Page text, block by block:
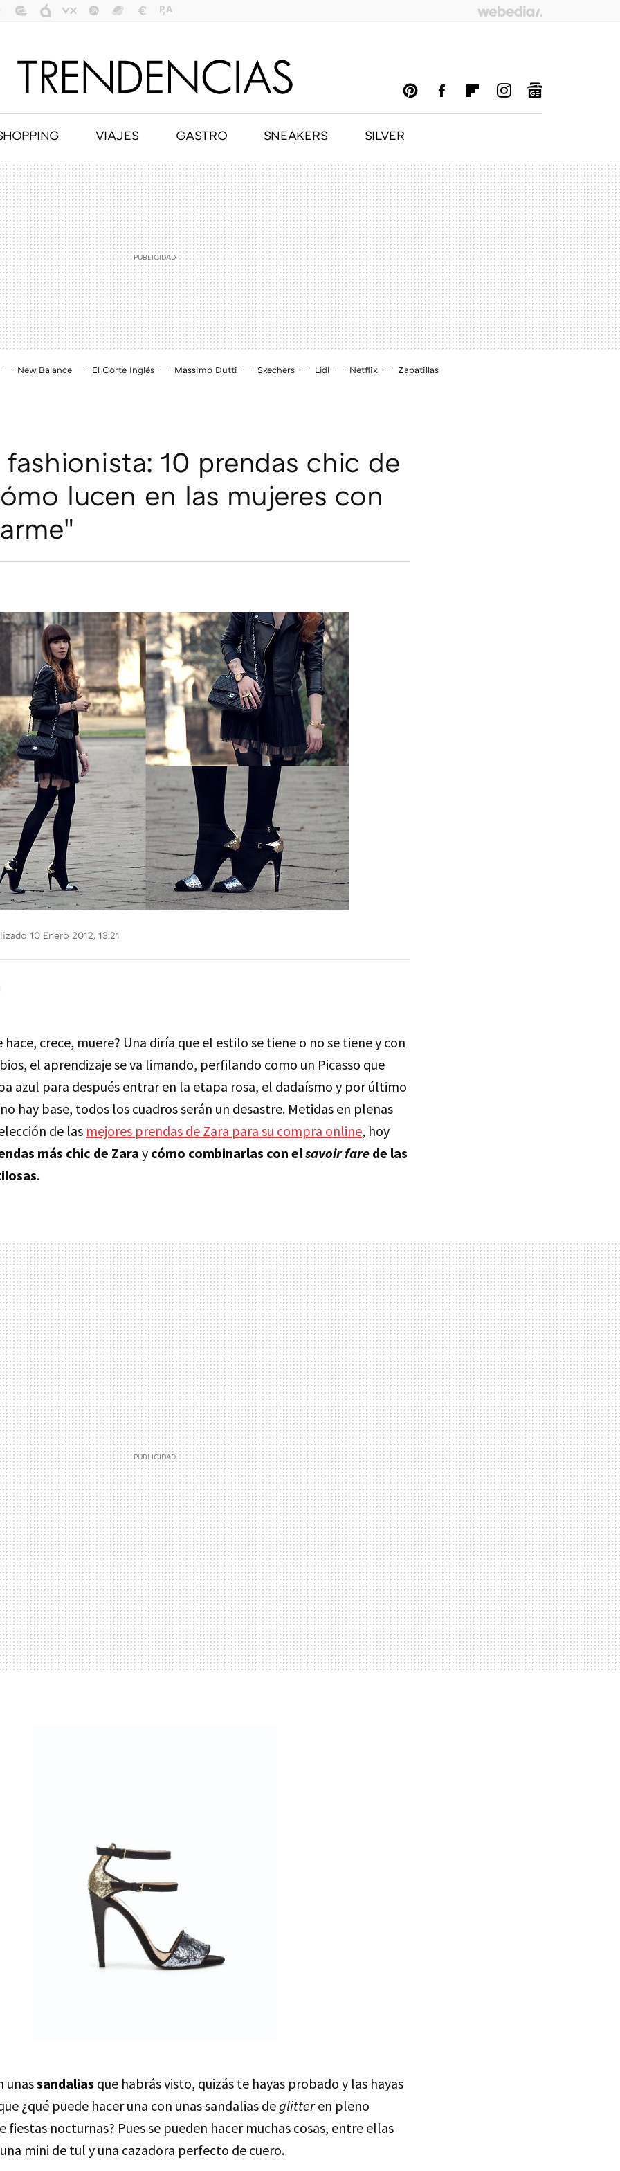
VIAJES GASTRO SNEAKERS SILVER
New Balance El Corte Inglés Massimo Dutti Skechers Lidl Netflix Zapatillas
10 prendas chic de
lucen en las mujeres con
10 Enero 2012, 13:21
hace, crece, muere? Una diría que el estilo se tiene o no se tiene y con
el aprendizaje se va limando, perfilando como un Picasso que
azul para después entrar en la etapa rosa, el dadaísmo y por último
hay base, todos los cuadros serán un desastre. Metidas en plenas
de las mejores prendas de Zara para su compra online, hoy
más chic de Zara y cómo combinarlas con elsavoir fare de las
.
unassandalias que habrás visto, quizás te hayas probado y las hayas
¿qué puede hacer una con unas sandalias deglitteren pleno
fiestas nocturnas? Pues se pueden hacer muchas cosas, entre ellas
mini de tul y una cazadora perfecto de cuero.